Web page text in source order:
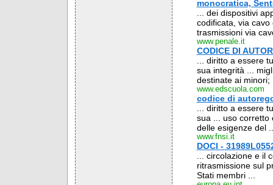
monocratica,
... dei dispositivi
codificata, via
trasmissioni via
www.penale.it
CODICE DI
... diritto a essere
sua integrità ...
destinate ai minori;
www.edscuola.com
codice di
... diritto a essere
sua ... uso corretto
delle esigenze del
www.fnsi.it
DOCI -
... circolazione e il
ritrasmissione sul
Stati membri ...